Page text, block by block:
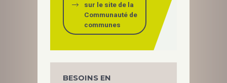
sur le site de la
Communauté de
communes
BESOINS EN